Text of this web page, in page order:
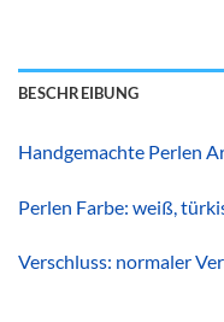
BESCHREIBUNG
Handgemachte Perlen
Perlen Farbe: weiß,
Verschluss: normaler